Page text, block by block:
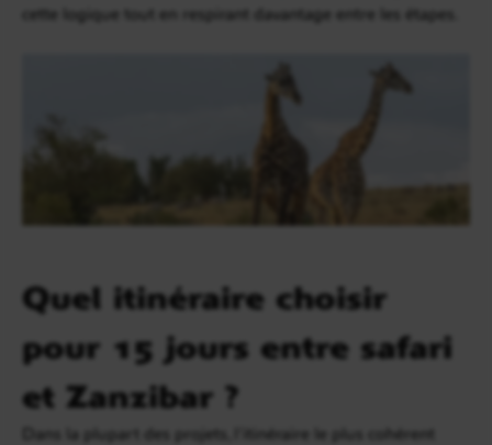
cette logique tout en respirant davantage entre les étapes.
Quel itinéraire choisir
pour 15 jours entre safari
et Zanzibar ?
Dans la plupart des projets, l’itinéraire le plus cohérent